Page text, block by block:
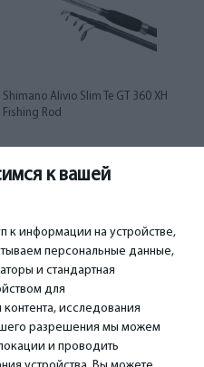
к вашей
к информации на устройстве,
персональные данные,
и стандартная
для
исследования
разрешения мы можем
и проводить
Shimano Alivio Slim Te GT 360 XH
Fishing Rod
99.00€
КОНТАКТЫ
Тел. +371 67296734
Моб. +371 27725222